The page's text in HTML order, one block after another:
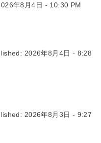
年8月4日 - 10:30 PM
2026年8月4日 - 8:28
2026年8月3日 - 9:27